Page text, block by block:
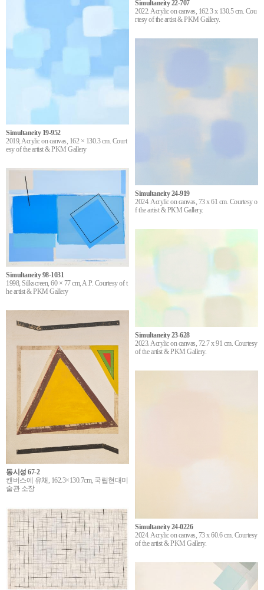
Simultaneity 22-707
2022. Acrylic on canvas, 162.3 x 130.5 cm. Cou
rtesy of the artist & PKM Gallery.
Simultaneity 19-952
2019, Acrylic on canvas, 162 × 130.3 cm. Court
esy of the artist & PKM Gallery
Simultaneity 24-919
2024. Acrylic on canvas, 73 x 61 cm. Courtesy o
f the artist & PKM Gallery.
Simultaneity 98-1031
1998, Silkscreen, 60 × 77 cm, A.P. Courtesy of t
he artist & PKM Gallery
Simultaneity 23-628
2023. Acrylic on canvas, 72.7 x 91 cm. Courtesy
of the artist & PKM Gallery.
동시성 67-2
캔버스에 유채, 162.3×130.7cm, 국립현대미
술관 소장
Simultaneity 24-0226
2024. Acrylic on canvas, 73 x 60.6 cm. Courtesy
of the artist & PKM Gallery.